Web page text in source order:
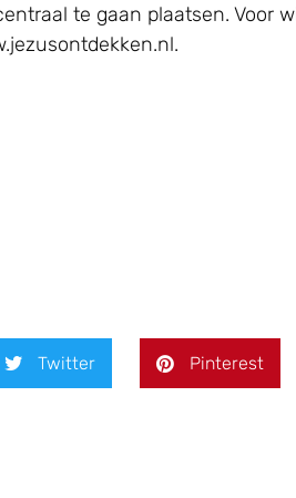
te gaan plaatsen. Voor
Twitter Pinterest